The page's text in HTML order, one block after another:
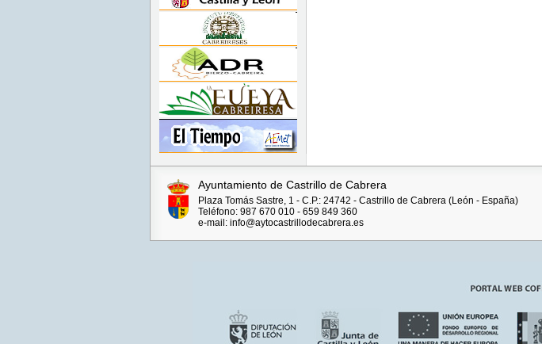
Ayuntamiento de Castrillo de Cabrera
Plaza Tomás Sastre, 1 - C.P.: 24742 - Castrillo de Cabrera (León - España)
Teléfono: 987 670 010 - 659 849 360
e-mail: info@aytocastrillodecabrera.es